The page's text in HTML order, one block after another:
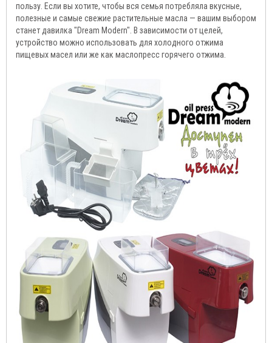
пользу. Если вы хотите, чтобы вся семья потребляла вкусные,
полезные и самые свежие растительные масла — вашим выбором
станет давилка "Dream Modern". В зависимости от целей,
устройство можно использовать для холодного отжима
пищевых масел или же как маслопресс горячего отжима.